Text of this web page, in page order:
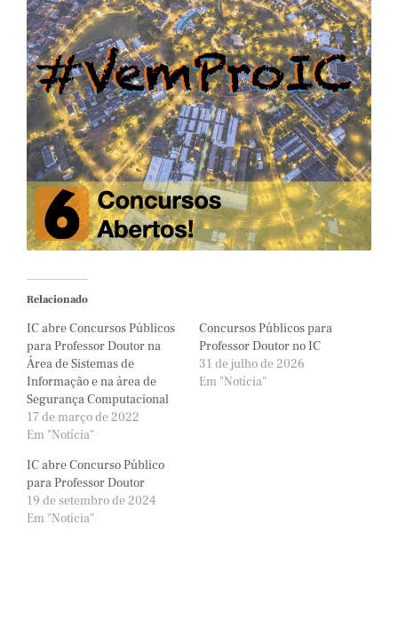
Relacionado
IC abre Concursos Públicos
para Professor Doutor na
Área de Sistemas de
Informação e na área de
Segurança Computacional
17 de março de 2022
Em "Notícia"
Concursos Públicos para
Professor Doutor no IC
31 de julho de 2026
Em "Notícia"
IC abre Concurso Público
para Professor Doutor
19 de setembro de 2024
Em "Notícia"